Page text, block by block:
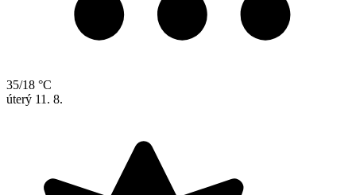
35/18 °C
úterý 11. 8.